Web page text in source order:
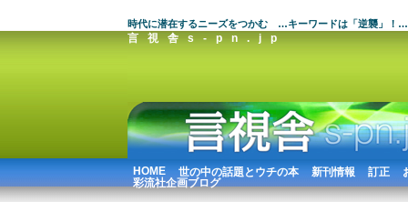
時代に潜在するニーズをつかむ …キーワードは「逆襲」！…
言視舎s-pn.jp
HOME 世の中の話題とウチの本 新刊情報 訂正
彩流社企画ブログ